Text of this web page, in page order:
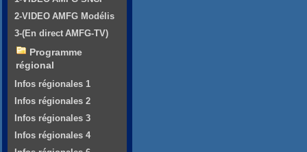
2-VIDEO AMFG Modélis
3-(En direct AMFG-TV)
Programme
régional
Infos régionales 1
Infos régionales 2
Infos régionales 3
Infos régionales 4